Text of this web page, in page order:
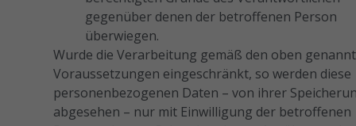
gegenüber denen der betroffenen Person
überwiegen.
Wurde die Verarbeitung gemäß den oben
Voraussetzungen eingeschränkt, so werden diese
personenbezogenen Daten – von ihrer
abgesehen – nur mit Einwilligung der betroffenen